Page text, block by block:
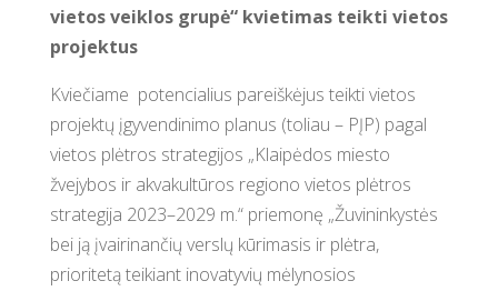
vietos veiklos grupė“ kvietimas teikti vietos
projektus
Kviečiame potencialius pareiškėjus teikti vietos
projektų įgyvendinimo planus (toliau – PĮP) pagal
vietos plėtros strategijos „Klaipėdos miesto
žvejybos ir akvakultūros regiono vietos plėtros
strategija 2023–2029 m.“ priemonę „Žuvininkystės
bei ją įvairinančių verslų kūrimasis ir plėtra,
prioritetą teikiant inovatyvių mėlynosios